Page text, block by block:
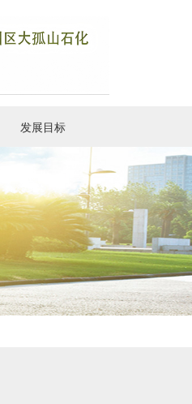
发展目标
集团动态
合作共赢